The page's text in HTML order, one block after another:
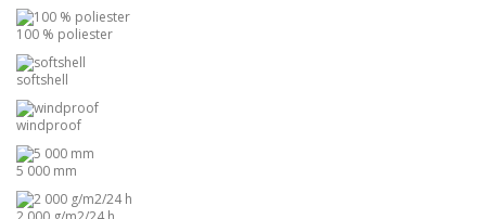
100 % poliester
softshell
windproof
5 000 mm